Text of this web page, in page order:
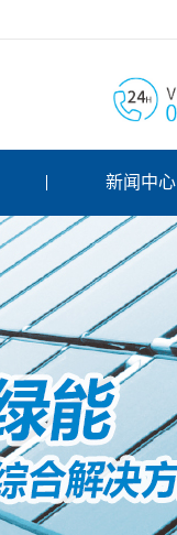
新闻中心